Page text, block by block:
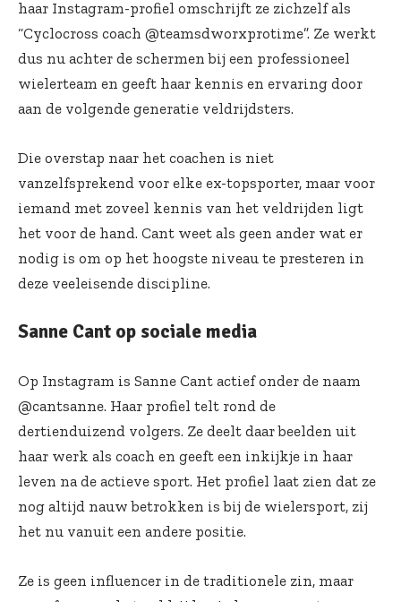
haar Instagram-profiel omschrijft ze zichzelf als
“Cyclocross coach @teamsdworxprotime”. Ze werkt
dus nu achter de schermen bij een professioneel
wielerteam en geeft haar kennis en ervaring door
aan de volgende generatie veldrijdsters.
Die overstap naar het coachen is niet
vanzelfsprekend voor elke ex-topsporter, maar voor
iemand met zoveel kennis van het veldrijden ligt
het voor de hand. Cant weet als geen ander wat er
nodig is om op het hoogste niveau te presteren in
deze veeleisende discipline.
Sanne Cant op sociale media
Op Instagram is Sanne Cant actief onder de naam
@cantsanne. Haar profiel telt rond de
dertienduizend volgers. Ze deelt daar beelden uit
haar werk als coach en geeft een inkijkje in haar
leven na de actieve sport. Het profiel laat zien dat ze
nog altijd nauw betrokken is bij de wielersport, zij
het nu vanuit een andere positie.
Ze is geen influencer in de traditionele zin, maar